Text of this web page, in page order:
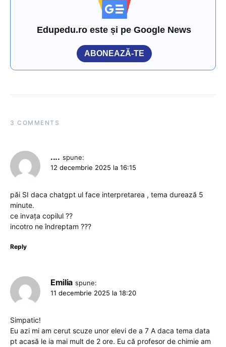
Edupedu.ro este și pe Google News
ABONEAZĂ-TE
3 COMMENTS
.... spune:
12 decembrie 2025 la 16:15
păi SI daca chatgpt ul face interpretarea , tema durează 5
minute.
ce invața copilul ??
incotro ne îndreptam ???
Reply
Emilia spune:
11 decembrie 2025 la 18:20
Simpatic!
Eu azi mi am cerut scuze unor elevi de a 7 A daca tema data
pt acasă le ia mai mult de 2 ore. Eu că profesor de chimie am